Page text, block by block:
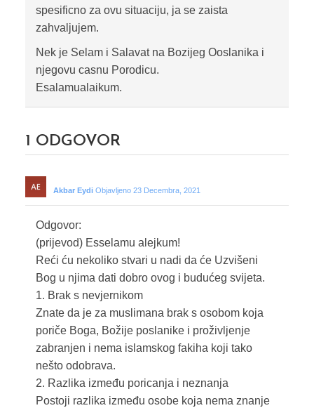
spesificno za ovu situaciju, ja se zaista
zahvaljujem.
Nek je Selam i Salavat na Bozijeg Ooslanika i
njegovu casnu Porodicu.
Esalamualaikum.
1 ODGOVOR
Akbar Eydi Objavljeno 23 Decembra, 2021
Odgovor:
(prijevod) Esselamu alejkum!
Reći ću nekoliko stvari u nadi da će Uzvišeni
Bog u njima dati dobro ovog i budućeg svijeta.
1. Brak s nevjernikom
Znate da je za muslimana brak s osobom koja
poriče Boga, Božije poslanike i proživljenje
zabranjen i nema islamskog fakiha koji tako
nešto odobrava.
2. Razlika između poricanja i neznanja
Postoji razlika između osobe koja nema znanje